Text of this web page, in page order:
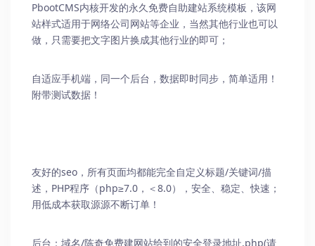
PbootCMS内核开发的永久免费自助建站系统模板，该网
站样式适用于网络公司网站等企业，当然其他行业也可以
做，只需要把文字图片换成其他行业的即可；
自适应手机端，同一个后台，数据即时同步，简单适用！
附带测试数据！
友好的seo，所有页面均都能完全自定义标题/关键词/描
述，PHP程序（php≥7.0，＜8.0），安全、稳定、快速；
用低成本获取源源不断订单！
后台：域名/陈奇免费建网站给到的安全登录地址.php(请